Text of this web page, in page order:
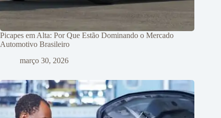
Picapes em Alta: Por Que Estão Dominando o Mercado
Automotivo Brasileiro
março 30, 2026